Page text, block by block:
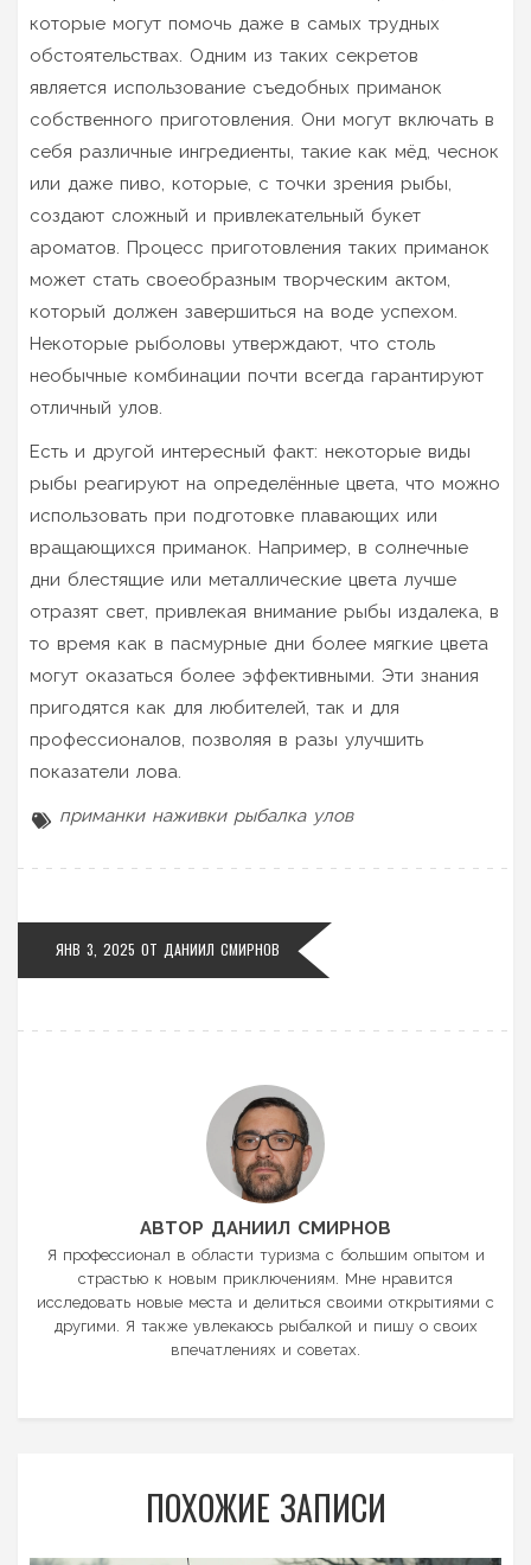
которые могут помочь даже в самых трудных
обстоятельствах. Одним из таких секретов
является использование съедобных приманок
собственного приготовления. Они могут включать в
себя различные ингредиенты, такие как мёд, чеснок
или даже пиво, которые, с точки зрения рыбы,
создают сложный и привлекательный букет
ароматов. Процесс приготовления таких приманок
может стать своеобразным творческим актом,
который должен завершиться на воде успехом.
Некоторые рыболовы утверждают, что столь
необычные комбинации почти всегда гарантируют
отличный улов.
Есть и другой интересный факт: некоторые виды
рыбы реагируют на определённые цвета, что можно
использовать при подготовке плавающих или
вращающихся приманок. Например, в солнечные
дни блестящие или металлические цвета лучше
отразят свет, привлекая внимание рыбы издалека, в
то время как в пасмурные дни более мягкие цвета
могут оказаться более эффективными. Эти знания
пригодятся как для любителей, так и для
профессионалов, позволяя в разы улучшить
показатели лова.
приманки наживки рыбалка улов
ЯНВ 3, 2025 ОТ ДАНИИЛ СМИРНОВ
АВТОР ДАНИИЛ СМИРНОВ
Я профессионал в области туризма с большим опытом и
страстью к новым приключениям. Мне нравится
исследовать новые места и делиться своими открытиями с
другими. Я также увлекаюсь рыбалкой и пишу о своих
впечатлениях и советах.
ПОХОЖИЕ ЗАПИСИ